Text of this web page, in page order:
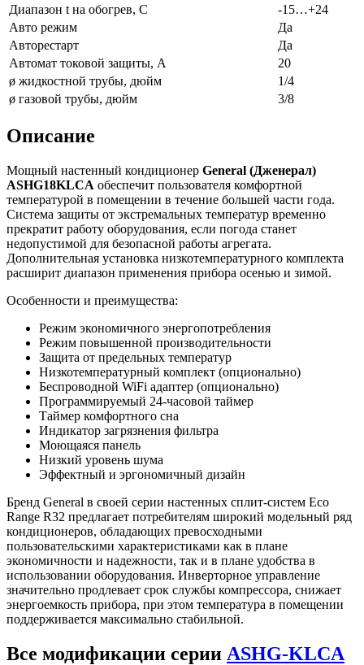
Диапазон t на обогрев, С
-15…+24
Авто режим
Да
Авторестарт
Да
Автомат токовой защиты, А
20
ø жидкостной трубы, дюйм
1/4
ø газовой трубы, дюйм
3/8
Описание
Мощный настенный кондиционер General (Дженерал)
ASHG18KLCA обеспечит пользователя комфортной
температурой в помещении в течение большей части года.
Система защиты от экстремальных температур временно
прекратит работу оборудования, если погода станет
недопустимой для безопасной работы агрегата.
Дополнительная установка низкотемпературного комплекта
расширит диапазон применения прибора осенью и зимой.
Особенности и преимущества:
Режим экономичного энергопотребления
Режим повышенной производительности
Защита от предельных температур
Низкотемпературный комплект (опционально)
Беспроводной WiFi адаптер (опционально)
Программируемый 24-часовой таймер
Таймер комфортного сна
Индикатор загрязнения фильтра
Моющаяся панель
Низкий уровень шума
Эффектный и эргономичный дизайн
Бренд General в своей серии настенных сплит-систем Eco
Range R32 предлагает потребителям широкий модельный ряд
кондиционеров, обладающих превосходными
пользовательскими характеристиками как в плане
экономичности и надежности, так и в плане удобства в
использовании оборудования. Инверторное управление
значительно продлевает срок службы компрессора, снижает
энергоемкость прибора, при этом температура в помещении
поддерживается максимально стабильной.
Все модификации серии ASHG-KLCA